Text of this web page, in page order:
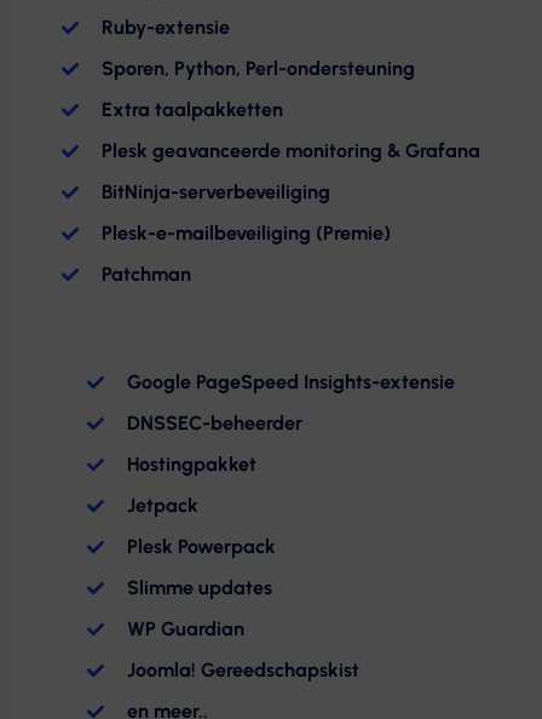
Ruby-extensie
Sporen, Python, Perl-ondersteuning
Extra taalpakketten
Plesk geavanceerde monitoring & Grafana
BitNinja-serverbeveiliging
Plesk-e-mailbeveiliging (Premie)
Patchman
Google PageSpeed ​​Insights-extensie
DNSSEC-beheerder
Hostingpakket
Jetpack
Plesk Powerpack
Slimme updates
WP Guardian
Joomla! Gereedschapskist
en meer..